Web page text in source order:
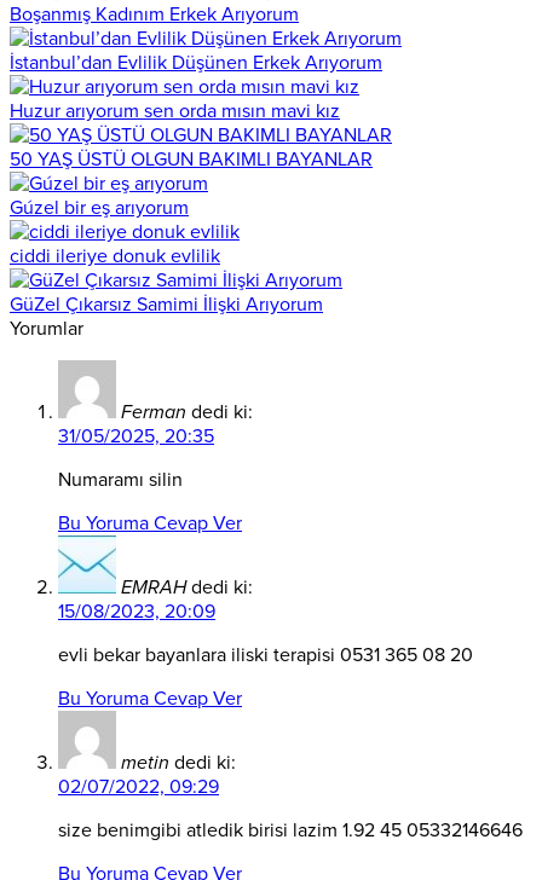
Boşanmış Kadınım Erkek Arıyorum
İstanbul’dan Evlilik Düşünen Erkek Arıyorum
Huzur arıyorum sen orda mısın mavi kız
50 YAŞ ÜSTÜ OLGUN BAKIMLI BAYANLAR
Gúzel bir eş arıyorum
ciddi ileriye donuk evlilik
GüZel Çıkarsız Samimi İlişki Arıyorum
Yorumlar
Ferman dedi ki:
31/05/2025, 20:35
Numaramı silin
Bu Yoruma Cevap Ver
EMRAH dedi ki:
15/08/2023, 20:09
evli bekar bayanlara iliski terapisi 0531 365 08 20
Bu Yoruma Cevap Ver
metin dedi ki:
02/07/2022, 09:29
size benimgibi atledik birisi lazim 1.92 45 05332146646
Bu Yoruma Cevap Ver